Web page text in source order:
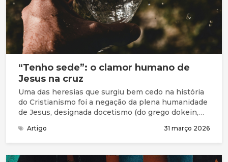
“Tenho sede”: o clamor humano de
Jesus na cruz
Uma das heresias que surgiu bem cedo na história
do Cristianismo foi a negação da plena humanidade
de Jesus, designada docetismo (do grego dokein,
Artigo 31 março 2026